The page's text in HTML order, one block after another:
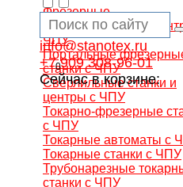
info@stanotex.ru
+7 909 308-96-01
Сейчас в корзине:
0
Фрезерные
обрабатывающие
ЧПУ
Портальные
станки с ЧПУ
Сверлильные станки и
центры с ЧПУ
Токарно-фрезерные
с ЧПУ
Токарные автоматы с
Токарные станки с ЧПУ
Трубонарезные
станки с ЧПУ